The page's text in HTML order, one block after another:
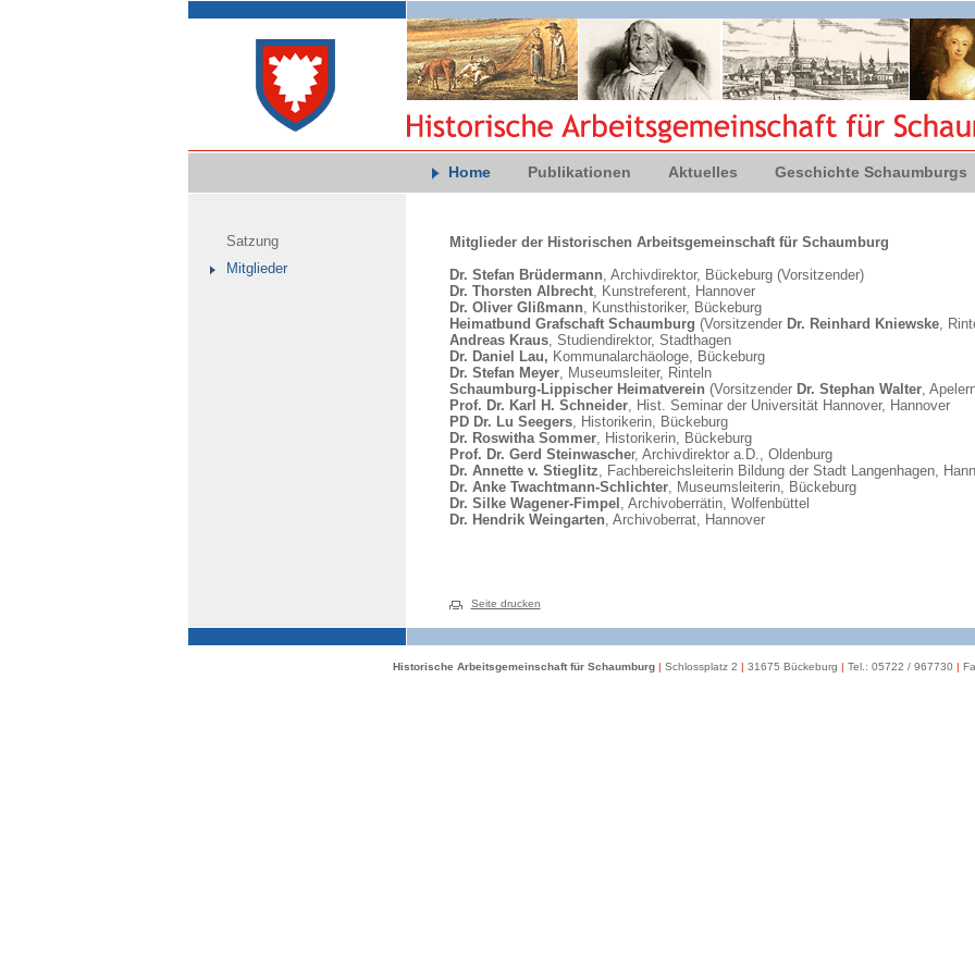
Home Publikationen Aktuelles Geschichte Schaumburgs
Satzung
Mitglieder
Mitglieder der Historischen Arbeitsgemeinschaft für Schaumburg
Dr. Stefan Brüdermann, Archivdirektor, Bückeburg (Vorsitzender)
Dr. Thorsten Albrecht, Kunstreferent, Hannover
Dr. Oliver Glißmann, Kunsthistoriker, Bückeburg
Heimatbund Grafschaft Schaumburg (Vorsitzender Dr. Reinhard Kniewske,
Andreas Kraus, Studiendirektor, Stadthagen
Dr. Daniel Lau, Kommunalarchäologe, Bückeburg
Dr. Stefan Meyer, Museumsleiter, Rinteln
Schaumburg-Lippischer Heimatverein (VorsitzenderDr. Stephan Walter,
Prof. Dr. Karl H. Schneider, Hist. Seminar der Universität Hannover, Hannover
PD Dr. Lu Seegers, Historikerin, Bückeburg
Dr. Roswitha Sommer, Historikerin, Bückeburg
Prof. Dr. Gerd Steinwascher, Archivdirektor a.D., Oldenburg
Dr. Annette v. Stieglitz, Fachbereichsleiterin Bildung der Stadt Langenhagen,
Dr. Anke Twachtmann-Schlichter, Museumsleiterin, Bückeburg
Dr. Silke Wagener-Fimpel , Archivoberrätin, Wolfenbüttel
Dr. Hendrik Weingarten, Archivoberrat, Hannover
Seite drucken
Historische Arbeitsgemeinschaft für Schaumburg | Schlossplatz 2 | 31675 Bückeburg | Tel.: 05722 / 967730 |